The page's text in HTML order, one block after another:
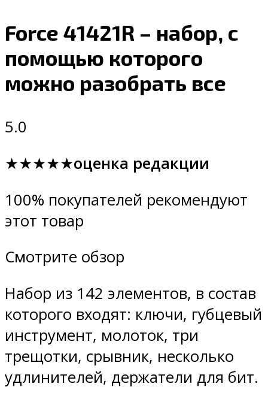
Force 41421R – набор, с
помощью которого
можно разобрать все
5.0
★★★★★оценка редакции
100% покупателей рекомендуют
этот товар
Смотрите обзор
Набор из 142 элементов, в состав
которого входят: ключи, губцевый
инструмент, молоток, три
трещотки, срывник, несколько
удлинителей, держатели для бит.